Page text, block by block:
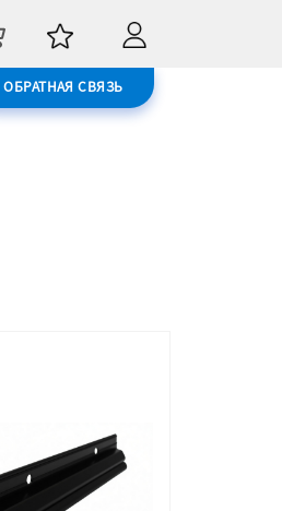
ОБРАТНАЯ СВЯЗЬ